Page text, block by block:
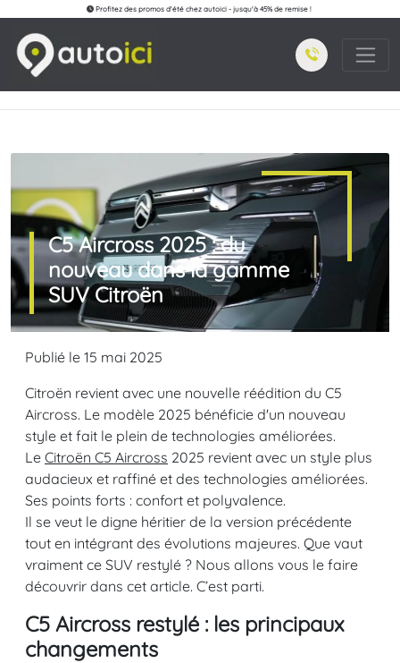
Profitez des promos d'été chez autoici - jusqu'à 45% de remise !
C5 Aircross 2025 : du
nouveau dans la gamme
SUV Citroën
Publié le 15 mai 2025
Citroën revient avec une nouvelle réédition du C5
Aircross. Le modèle 2025 bénéficie d'un nouveau
style et fait le plein de technologies améliorées.
Le Citroën C5 Aircross 2025 revient avec un style plus
audacieux et raffiné et des technologies améliorées.
Ses points forts : confort et polyvalence.
Il se veut le digne héritier de la version précédente
tout en intégrant des évolutions majeures. Que vaut
vraiment ce SUV restylé ? Nous allons vous le faire
découvrir dans cet article. C’est parti.
C5 Aircross restylé : les principaux
changements